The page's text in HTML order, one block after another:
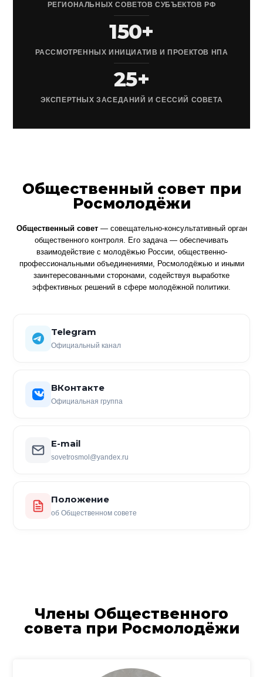
РЕГИОНАЛЬНЫХ СОВЕТОВ СУБЪЕКТОВ РФ
150+
РАССМОТРЕННЫХ ИНИЦИАТИВ И ПРОЕКТОВ НПА
25+
ЭКСПЕРТНЫХ ЗАСЕДАНИЙ И СЕССИЙ СОВЕТА
Общественный совет при
Росмолодёжи
Общественный совет— совещательно-консультативный орган
общественного контроля. Его задача — обеспечивать
взаимодействие с молодёжью России, общественно-
профессиональными объединениями, Росмолодёжью и иными
заинтересованными сторонами, содействуя выработке
эффективных решений в сфере молодёжной политики.
Telegram
Официальный канал
ВКонтакте
Официальная группа
E-mail
sovetrosmol@yandex.ru
Положение
об Общественном совете
Члены Общественного
совета при Росмолодёжи